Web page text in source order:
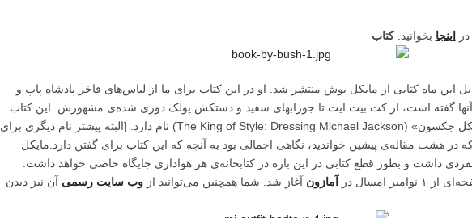
اینجا بخوانید.کتاب
این ماه کتابی از مایکل بوش منتشر شد. او در این کتاب برای ما از لباس‌های فاخر پادشاه پاپ و
گفته است، از کت بیت ایت تا جورابهای سفید و دستکش پولک دوزی شده‌ی مشهورش. این کتاب
«پادشاه مد: پیراستن مایکل جکسون» (The King of Style: Dressing Michael Jackson) نام دارد. [البته پیشتر نام دیگری برای
در هشت مقاله‌ی پیشین خواندید، نگاهی اجمالی بود به آنچه که این کتاب برای گفتن دارد.مایکل
داشت و بطور قطع کتابی در این باره در کتابخانه‌ی هر هواداری جایگاه خاصی خواهد داشت.
آمازون آغاز شد. شما همچنین می‌توانید ازوب سایت رسمی آن نیز دیدن